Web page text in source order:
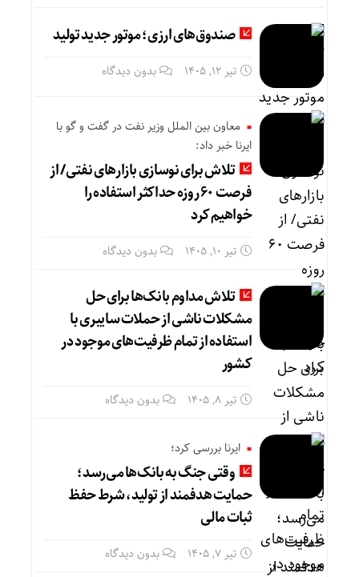
صندوق‌های ارزی؛ موتور جدید تولید
تیر ۱۲, ۱۴۰۵ بدون دیدگاه
معاون بین الملل وزیر نفت در گفت و گو با
ایرنا خبر داد:
تلاش برای نوسازی بازارهای نفتی/ از
فرصت ۶۰ روزه حداکثر استفاده را
خواهیم کرد
تیر ۱۰, ۱۴۰۵ بدون دیدگاه
تلاش مداوم بانک‌ها برای حل
مشکلات ناشی از حملات سایبری با
استفاده از تمام ظرفیت‌های موجود در
کشور
تیر ۸, ۱۴۰۵ بدون دیدگاه
ایرنا بررسی کرد؛
وقتی جنگ به بانک‌ها می‌رسد؛
حمایت هدفمند از تولید، شرط حفظ
ثبات مالی
تیر ۷, ۱۴۰۵ بدون دیدگاه